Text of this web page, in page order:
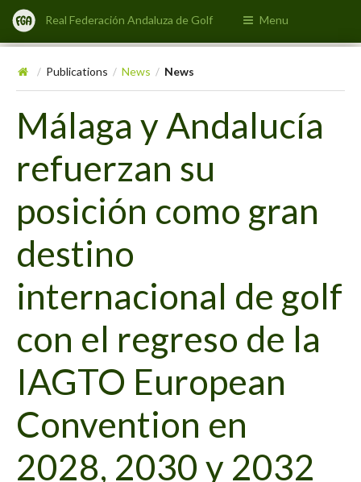
Real Federación Andaluza de Golf Menu
/ Publications / News / News
Málaga y Andalucía
refuerzan su
posición como gran
destino
internacional de golf
con el regreso de la
IAGTO European
Convention en
2028, 2030 y 2032